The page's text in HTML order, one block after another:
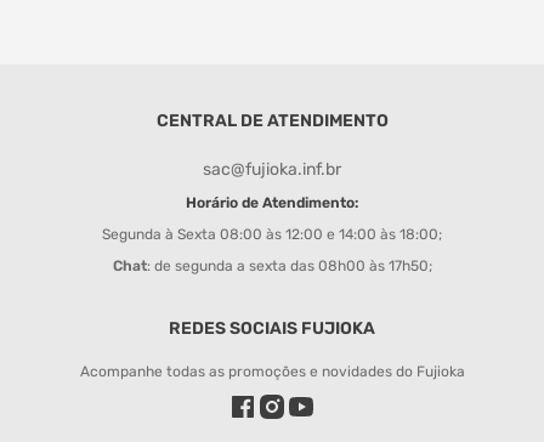
CENTRAL DE ATENDIMENTO
sac@fujioka.inf.br
Horário de Atendimento:
Segunda à Sexta 08:00 às 12:00 e 14:00 às 18:00;
Chat: de segunda a sexta das 08h00 às 17h50;
REDES SOCIAIS FUJIOKA
Acompanhe todas as promoções e novidades do Fujioka